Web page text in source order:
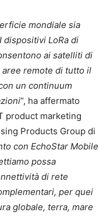
mondiale sia
LoRa di
ai satelliti di
remote di tutto il
un continuum
“, ha affermato
product marketing
Products Group di
con EchoStar Mobile
possa
di rete
per quei
globale, terra, mare